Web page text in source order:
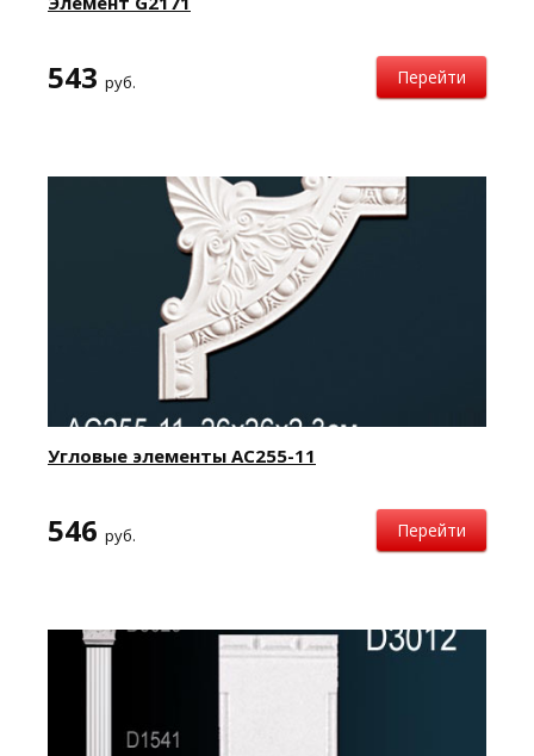
543 руб. Перейти
Угловые элементы AC255-11
546 руб. Перейти